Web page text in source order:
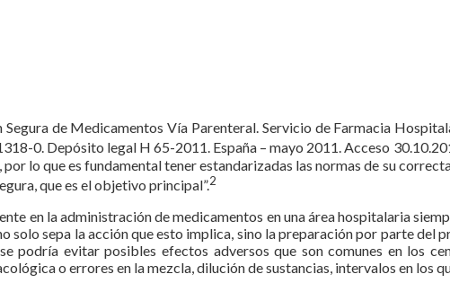
de Medicamentos Vía Parenteral. Servicio de Farmacia
0. Depósito legal H 65-2011. España – mayo 2011. Acceso
lo que es fundamental tener estandarizadas las normas de su
que es el objetivo principal”.2
en la administración de medicamentos en una área hospitalaria
solo sepa la acción que esto implica, sino la preparación por parte
podría evitar posibles efectos adversos que son comunes en los
o errores en la mezcla, dilución de sustancias, intervalos en los